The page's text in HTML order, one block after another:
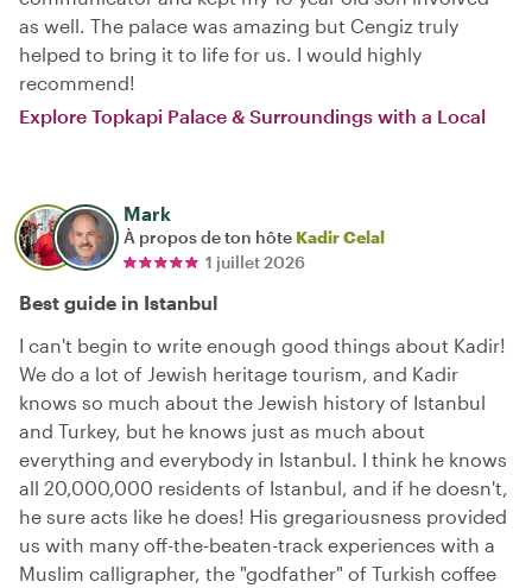
as well. The palace was amazing but Cengiz truly
helped to bring it to life for us. I would highly
recommend!
Explore Topkapi Palace & Surroundings with a Local
Mark
À propos de ton hôte Kadir Celal
1 juillet 2026
Best guide in Istanbul
I can't begin to write enough good things about Kadir!
We do a lot of Jewish heritage tourism, and Kadir
knows so much about the Jewish history of Istanbul
and Turkey, but he knows just as much about
everything and everybody in Istanbul. I think he knows
all 20,000,000 residents of Istanbul, and if he doesn't,
he sure acts like he does! His gregariousness provided
us with many off-the-beaten-track experiences with a
Muslim calligrapher, the "godfather" of Turkish coffee